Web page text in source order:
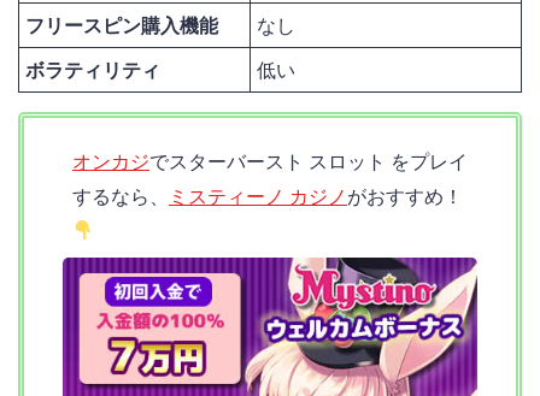
フリースピン購入機能
なし
ボラティリティ
低い
オンカジでスターバースト スロット をプレイ
するなら、
ミスティーノ カジノがおすすめ！